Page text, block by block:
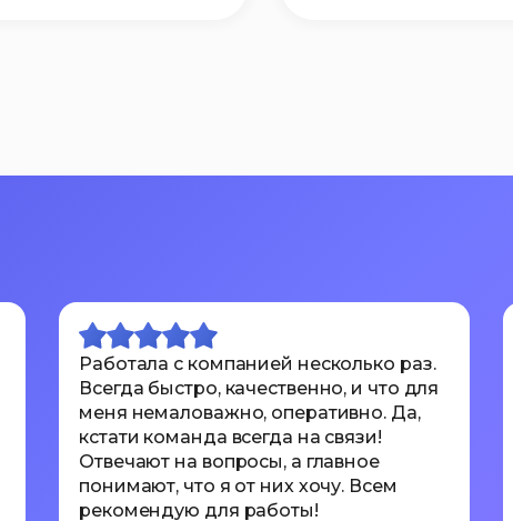
Работала с компанией несколько раз.
Всегда быстро, качественно, и что для
меня немаловажно, оперативно. Да,
кстати команда всегда на связи!
Отвечают на вопросы, а главное
понимают, что я от них хочу. Всем
рекомендую для работы!